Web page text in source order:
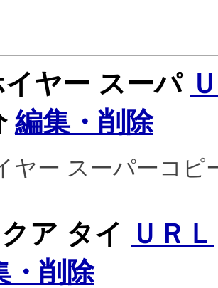
ヤー スーパ
編集・削除
ヤー スーパーコピ
ア タイ ＵＲＬ
・削除